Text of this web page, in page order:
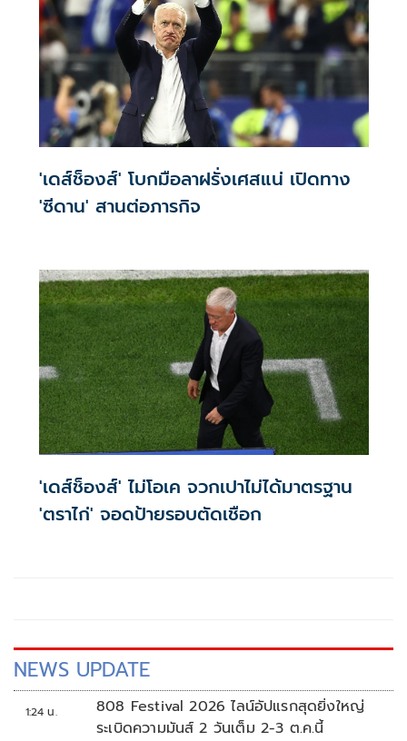
'เดส์ช็องส์' โบกมือลาฝรั่งเศสแน่ เปิดทาง
'ซีดาน' สานต่อภารกิจ
'เดส์ช็องส์' ไม่โอเค จวกเปาไม่ได้มาตรฐาน
'ตราไก่' จอดป้ายรอบตัดเชือก
NEWS UPDATE
1:24 น.
808 Festival 2026 ไลน์อัปแรกสุดยิ่งใหญ่
ระเบิดความมันส์ 2 วันเต็ม 2-3 ต.ค.นี้